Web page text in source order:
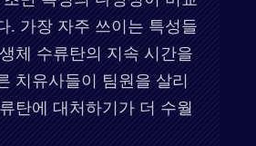
. 가장 자주 쓰이는 특성들
체 수류탄의 지속 시간을
치유사들이 팀원을 살리
탄에 대처하기가 더 수월